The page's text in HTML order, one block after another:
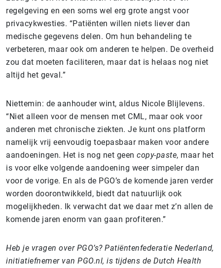
regelgeving en een soms wel erg grote angst voor
privacykwesties. “Patiënten willen niets liever dan
medische gegevens delen. Om hun behandeling te
verbeteren, maar ook om anderen te helpen. De overheid
zou dat moeten faciliteren, maar dat is helaas nog niet
altijd het geval.”
Niettemin: de aanhouder wint, aldus Nicole Blijlevens.
“Niet alleen voor de mensen met CML, maar ook voor
anderen met chronische ziekten. Je kunt ons platform
namelijk vrij eenvoudig toepasbaar maken voor andere
aandoeningen. Het is nog net geen copy-paste, maar het
is voor elke volgende aandoening weer simpeler dan
voor de vorige. En als de PGO’s de komende jaren verder
worden doorontwikkeld, biedt dat natuurlijk ook
mogelijkheden. Ik verwacht dat we daar met z’n allen de
komende jaren enorm van gaan profiteren.”
Heb je vragen over PGO’s? Patiëntenfederatie Nederland,
initiatiefnemer van PGO.nl, is tijdens de Dutch Health